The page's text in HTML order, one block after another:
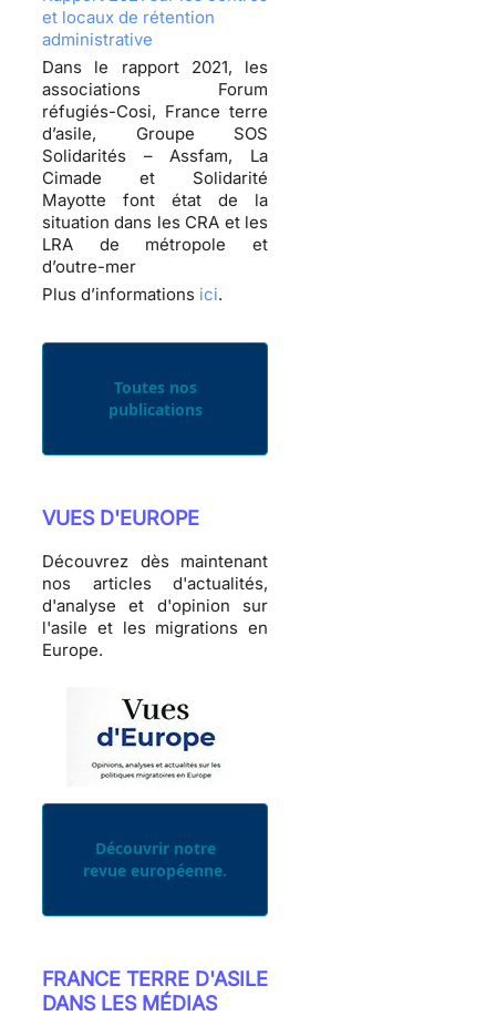
et locaux de rétention
administrative
Dans le rapport 2021, les
associations Forum
réfugiés-Cosi, France terre
d’asile, Groupe SOS
Solidarités – Assfam, La
Cimade et Solidarité
Mayotte font état de la
situation dans les CRA et les
LRA de métropole et
d’outre-mer
Plus d’informations ici.
Toutes nos
publications
VUES D'EUROPE
Découvrez dès maintenant
nos articles d'actualités,
d'analyse et d'opinion sur
l'asile et les migrations en
Europe.
Découvrir notre
revue européenne.
FRANCE TERRE D'ASILE
DANS LES MÉDIAS